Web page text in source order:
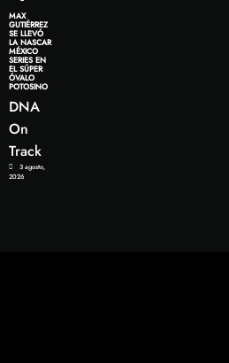
MAX
GUTIÉRREZ
SE LLEVÓ
LA NASCAR
MÉXICO
SERIES EN
EL SÚPER
ÓVALO
POTOSINO
DNA
On
Track
3 agosto,
2026